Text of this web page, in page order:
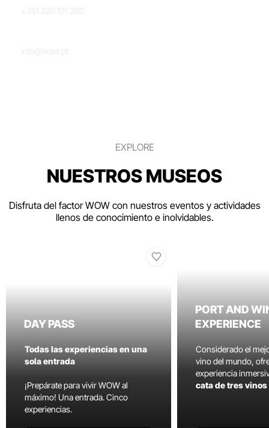
EXPLORE
NUESTROS MUSEOS
Disfruta del factor WOW con nuestros eventos y actividades
llenos de conocimiento e inolvidables.
DAY PASS
Todas las experiencias en una
sola entrada
¡Prepárate para vivir WOW al
máximo! Una entrada. Cinco
experiencias.
PORT AND
EXPERIENCE
Considerado el
vino del mundo,
experiencia
cata de tres